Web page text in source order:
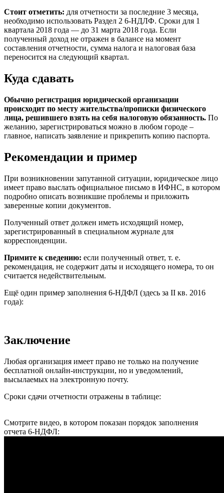
Стоит отметить: для отчетности за последние 3 месяца,
необходимо использовать Раздел 2 6-НДЛФ. Сроки для 1
квартала 2018 года — до 31 марта 2018 года. Если
полученный доход не отражен в балансе на момент
составления отчетности, сумма налога и налоговая база
переносится на следующий квартал.
Куда сдавать
Обычно регистрация юридической организации
происходит по месту жительства/прописки физического
лица, решившего взять на себя налоговую обязанность. По
желанию, зарегистрироваться можно в любом городе –
главное, написать заявление и прикрепить копию паспорта.
Рекомендации и пример
При возникновении запутанной ситуации, юридическое лицо
имеет право выслать официальное письмо в ИФНС, в котором
подробно описать возникшие проблемы и приложить
заверенные копии документов.
Полученный ответ должен иметь исходящий номер,
зарегистрированный в специальном журнале для
корреспонденции.
Примите к сведению: если полученный ответ, т. е.
рекомендация, не содержит даты и исходящего номера, то он
считается недействительным.
Ещё один пример заполнения 6-НДФЛ (здесь за II кв. 2016
года):
Заключение
Любая организация имеет право не только на получение
бесплатной онлайн-инструкции, но и уведомлений,
высылаемых на электронную почту.
Сроки сдачи отчетности отражены в таблице:
Смотрите видео, в котором показан порядок заполнения
отчета 6-НДФЛ: